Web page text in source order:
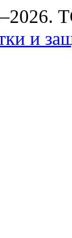
и